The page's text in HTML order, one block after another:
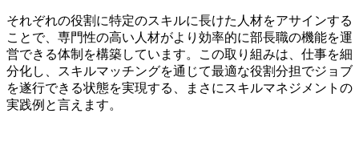
それぞれの役割に特定のスキルに長けた人材をアサインする
ことで、専門性の高い人材がより効率的に部長職の機能を運
営できる体制を構築しています。この取り組みは、仕事を細
分化し、スキルマッチングを通じて最適な役割分担でジョブ
を遂行できる状態を実現する、まさにスキルマネジメントの
実践例と言えます。